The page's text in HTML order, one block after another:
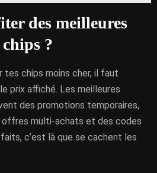
des meilleures
?
tes chips moins cher, il faut
prix affiché. Les meilleures
des promotions temporaires,
multi-achats et des codes
c’est là que se cachent les